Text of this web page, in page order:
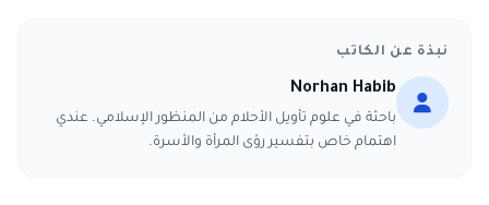
نبذة عن الكاتب
Norhan Habib
باحثة في علوم تأويل الأحلام من المنظور الإسلامي. عندي
اهتمام خاص بتفسير رؤى المرأة والأسرة.